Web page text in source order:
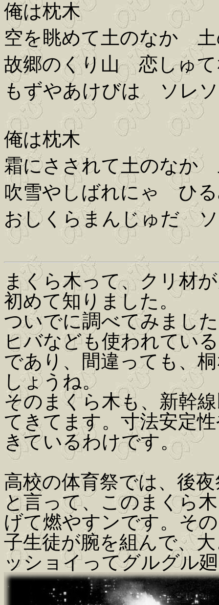
俺は枕木
空を眺めて土のなか
故郷のくり山 恋しゅ
もずやあけびは ソレ
俺は枕木
霜にさされて土のなか
吹雪やしばれにゃ ひ
おしくらまんじゅだ
まくら木って、クリ材
初めて知りました。
ついでに調べてみまし
ヒバなども使われてい
であり、間違っても、
しょうね。
そのまくら木も、新幹
てきてます。寸法安定
きているわけです。
高校の体育祭では、後
と言って、このまくら
げて燃やすンです。そ
子生徒が腕を組んで、
ッショイってグルグル